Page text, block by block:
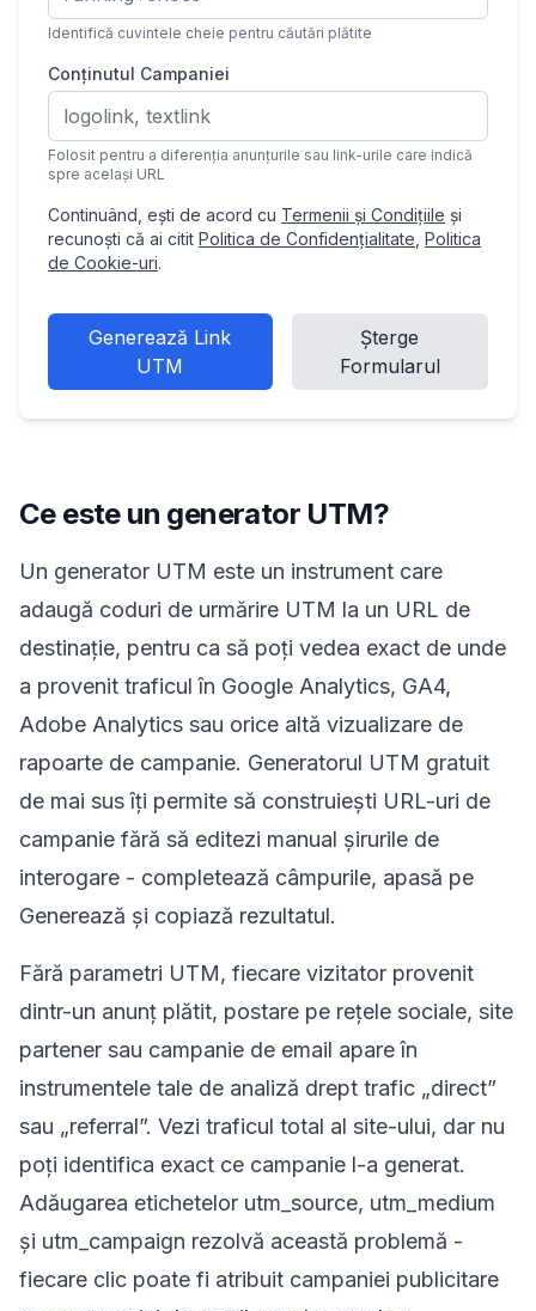
Identifică cuvintele cheie pentru căutări plătite
Conținutul Campaniei
Folosit pentru a diferenția anunțurile sau link-urile care indică
spre același URL
Continuând, ești de acord cu Termenii și Condițiile și
recunoști că ai citit Politica de Confidențialitate Politica
de Cookie-uri.
Generează Link
UTM
Șterge
Formularul
Ce este un generator UTM?
Un generator UTM este un instrument care
adaugă coduri de urmărire UTM la un URL de
destinație, pentru ca să poți vedea exact de unde
a provenit traficul în Google Analytics, GA4,
Adobe Analytics sau orice altă vizualizare de
rapoarte de campanie. Generatorul UTM gratuit
de mai sus îți permite să construiești URL-uri de
campanie fără să editezi manual șirurile de
interogare - completează câmpurile, apasă pe
Generează și copiază rezultatul.
Fără parametri UTM, fiecare vizitator provenit
dintr-un anunț plătit, postare pe rețele sociale, site
partener sau campanie de email apare în
instrumentele tale de analiză drept trafic „direct”
sau „referral”. Vezi traficul total al site-ului, dar nu
poți identifica exact ce campanie l-a generat.
Adăugarea etichetelor utm_source, utm_medium
și utm_campaign rezolvă această problemă -
fiecare clic poate fi atribuit campaniei publicitare